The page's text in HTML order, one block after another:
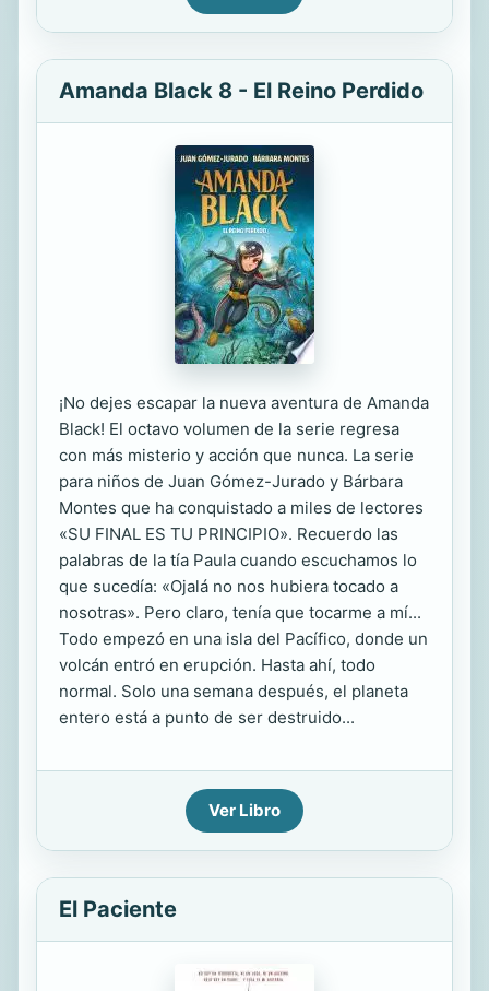
Amanda Black 8 - El Reino Perdido
¡No dejes escapar la nueva aventura de Amanda
Black! El octavo volumen de la serie regresa
con más misterio y acción que nunca. La serie
para niños de Juan Gómez-Jurado y Bárbara
Montes que ha conquistado a miles de lectores
«SU FINAL ES TU PRINCIPIO». Recuerdo las
palabras de la tía Paula cuando escuchamos lo
que sucedía: «Ojalá no nos hubiera tocado a
nosotras». Pero claro, tenía que tocarme a mí...
Todo empezó en una isla del Pacífico, donde un
volcán entró en erupción. Hasta ahí, todo
normal. Solo una semana después, el planeta
entero está a punto de ser destruido...
Ver Libro
El Paciente